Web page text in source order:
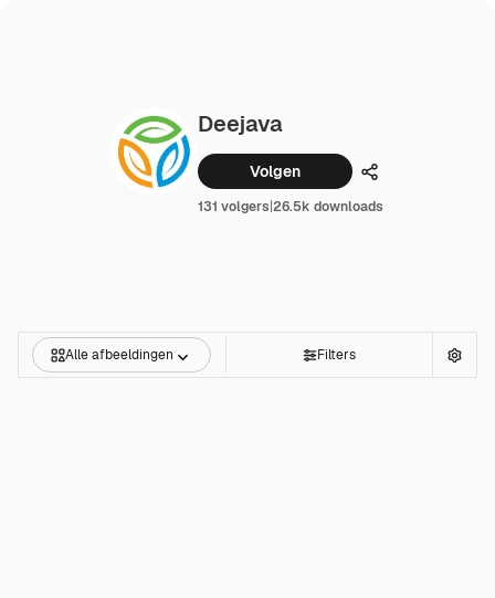
Deejava
Volgen Delen
131 volgers|26.5k downloads
Alle afbeeldingen Filters